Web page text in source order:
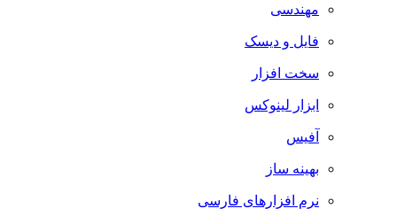
مهندسی
فایل و دیسک
سخت افزار
ابزار لینوکس
آفیس
بهینه ساز
نرم افزارهای فارسی